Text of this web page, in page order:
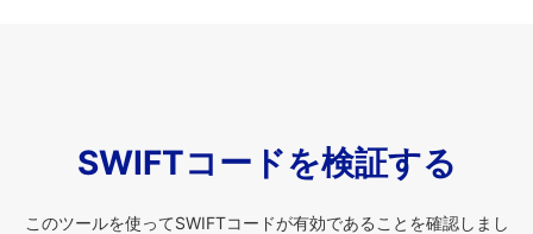
SWIFTコードを検証する
このツールを使ってSWIFTコードが有効であることを確認しまし